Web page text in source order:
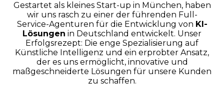
Gestartet als kleines Start-up in München, haben
wir uns rasch zu einer der führenden Full-
Service-Agenturen für die Entwicklung von KI-
Lösungen in Deutschland entwickelt. Unser
Erfolgsrezept: Die enge Spezialisierung auf
Künstliche Intelligenz und ein erprobter Ansatz,
der es uns ermöglicht, innovative und
maßgeschneiderte Lösungen für unsere Kunden
zu schaffen.